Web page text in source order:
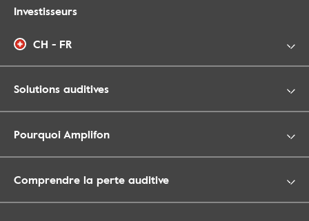
Investisseurs
CH - FR
Solutions auditives
Pourquoi Amplifon
Comprendre la perte auditive